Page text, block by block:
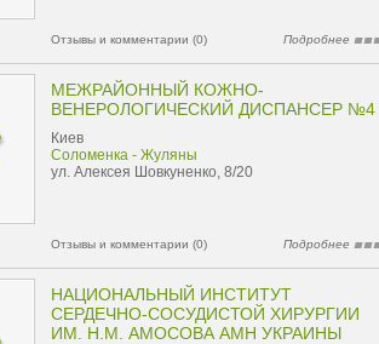
Отзывы и комментарии (0) Подробнее
МЕЖРАЙОННЫЙ КОЖНО-
ВЕНЕРОЛОГИЧЕСКИЙ ДИСПАНСЕР №4
Киев
Соломенка - Жуляны
ул. Алексея Шовкуненко, 8/20
Отзывы и комментарии (0) Подробнее
НАЦИОНАЛЬНЫЙ ИНСТИТУТ
СЕРДЕЧНО-СОСУДИСТОЙ ХИРУРГИИ
ИМ. Н.М. АМОСОВА АМН УКРАИНЫ